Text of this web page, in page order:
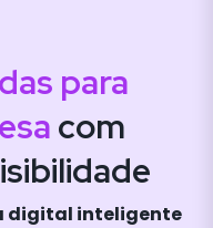
para
com
digital inteligente